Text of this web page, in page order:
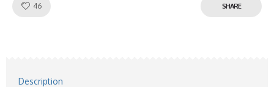
46 SHARE
Description